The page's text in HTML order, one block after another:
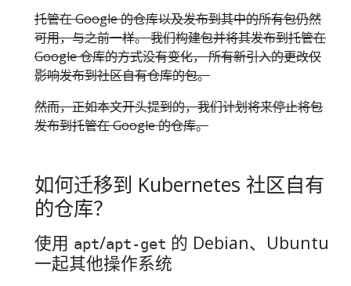
托管在 Google 的仓库以及发布到其中的所有包仍然
可用，与之前一样。 我们构建包并将其发布到托管在
Google 仓库的方式没有变化， 所有新引入的更改仅
影响发布到社区自有仓库的包。
然而，正如本文开头提到的，我们计划将来停止将包
发布到托管在 Google 的仓库。
如何迁移到 Kubernetes 社区自有
的仓库？
使用 apt/apt-get 的 Debian、Ubuntu
一起其他操作系统